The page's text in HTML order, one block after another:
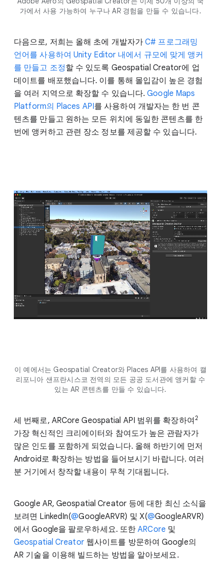
가에서 사용 가능하여 누구나 AR 경험을 만들 수 있습니다.
다음으로, 저희는 올해 초에 개발자가C# 프로그래밍
언어를 사용하여 Unity Editor 내에서 규모에 맞게 앵커
를 만들고 조정할 수 있도록 Geospatial Creator에 업
데이트를 배포했습니다. 이를 통해 몰입감이 높은 경험
을 여러 지역으로 확장할 수 있습니다.Google Maps
Platform의 Places API를 사용하여 개발자는 한 번 콘
텐츠를 만들고 원하는 모든 위치에 동일한 콘텐츠를 한
번에 앵커하고 관련 장소 정보를 제공할 수 있습니다.
이 예에서는 Geospatial Creator와 Places API를 사용하여 캘
리포니아 샌프란시스코 전역의 모든 공공 도서관에 앵커할 수
있는 AR 콘텐츠를 만들 수 있습니다.
세 번째로, ARCore Geospatial API 범위를 확장하여 2
가장 혁신적인 크리에이터와 참여도가 높은 관람자가
많은 인도를 포함하게 되었습니다. 올해 하반기에 먼저
Android로 확장하는 방법을 들어보시기 바랍니다. 여러
분 거기에서 창작할 내용이 무척 기대됩니다.
Google AR, Geospatial Creator 등에 대한 최신 소식을
보려면 LinkedIn(@GoogleARVR) 및 X(@GoogleARVR)
에서 Google을 팔로우하세요. 또한ARCore 및
Geospatial Creator웹사이트를 방문하여 Google의
AR 기술을 이용해 빌드하는 방법을 알아보세요.